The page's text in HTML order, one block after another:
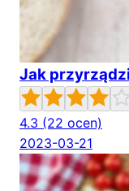
Jak
4.3 (22 ocen)
2023-03-21